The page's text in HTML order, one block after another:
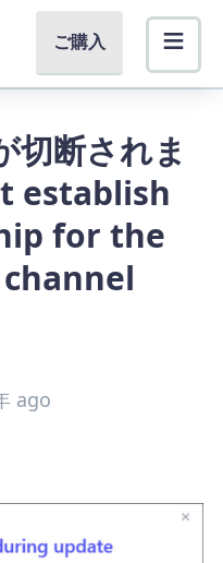
ご購入
切断されま
establish
for the
channel
ago